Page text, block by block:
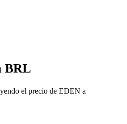
BRL
el precio de EDEN a